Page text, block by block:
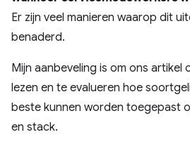
Er zijn veel manieren waarop dit
benaderd.
Mijn aanbeveling is om ons
lezen en te evalueren hoe
beste kunnen worden toegepast
en stack.